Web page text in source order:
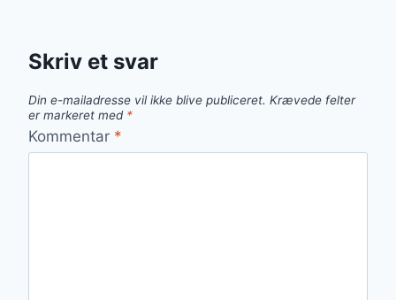
Skriv et svar
Din e-mailadresse vil ikke blive publiceret. Krævede felter
er markeret med *
Kommentar *